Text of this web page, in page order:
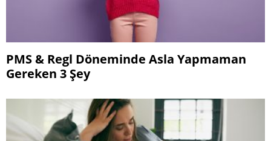
PMS & Regl Döneminde Asla Yapmaman
Gereken 3 Şey